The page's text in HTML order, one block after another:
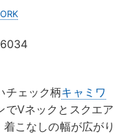
チェック柄キャミワ
でVネックとスクエア
こなしの幅が広がり